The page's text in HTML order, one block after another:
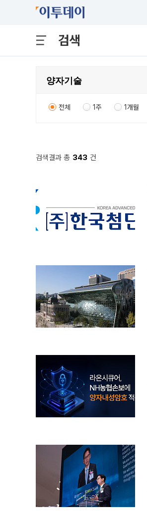
검색
전체 1주 1개월
검색결과 총 343 건